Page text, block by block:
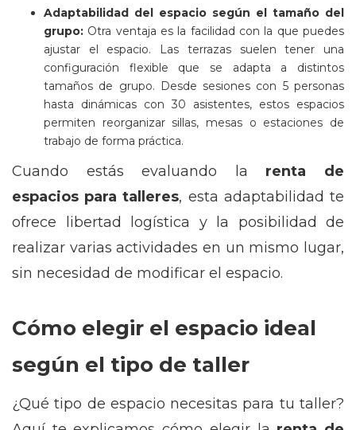
Adaptabilidad del espacio según el tamaño del
grupo: Otra ventaja es la facilidad con la que puedes
ajustar el espacio. Las terrazas suelen tener una
configuración flexible que se adapta a distintos
tamaños de grupo. Desde sesiones con 5 personas
hasta dinámicas con 30 asistentes, estos espacios
permiten reorganizar sillas, mesas o estaciones de
trabajo de forma práctica.
Cuando estás evaluando la renta de
espacios para talleres, esta adaptabilidad te
ofrece libertad logística y la posibilidad de
realizar varias actividades en un mismo lugar,
sin necesidad de modificar el espacio.
Cómo elegir el espacio ideal
según el tipo de taller
¿Qué tipo de espacio necesitas para tu taller?